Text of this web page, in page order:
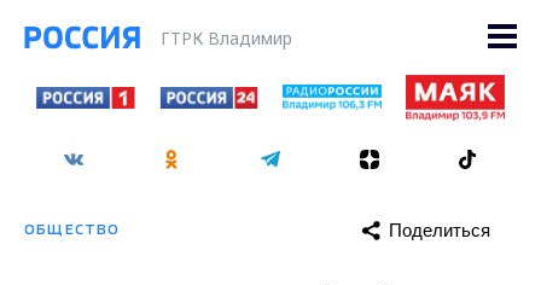
ГТРК Владимир
ОБЩЕСТВО Поделиться